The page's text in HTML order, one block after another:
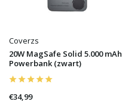
Coverzs
20W MagSafe Solid 5.000 mAh
Powerbank (zwart)
€34,99